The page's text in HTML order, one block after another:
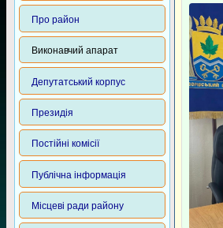
Про район
Виконавчий апарат
Депутатський корпус
Президія
Постійні комісії
Публічна інформація
Місцеві ради району